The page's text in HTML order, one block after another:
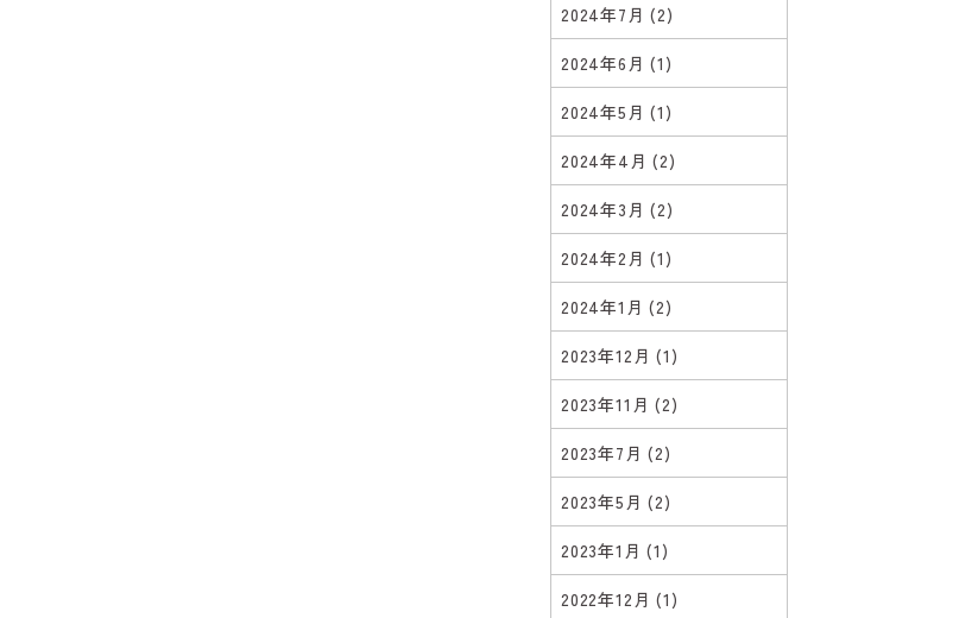
2024年7月(2)
2024年6月(1)
2024年5月(1)
2024年4月(2)
2024年3月(2)
2024年2月(1)
2024年1月(2)
2023年12月(1)
2023年11月(2)
2023年7月(2)
2023年5月(2)
2023年1月(1)
2022年12月(1)